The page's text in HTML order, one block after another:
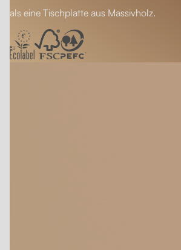
als eine Tischplatte aus Massivholz.